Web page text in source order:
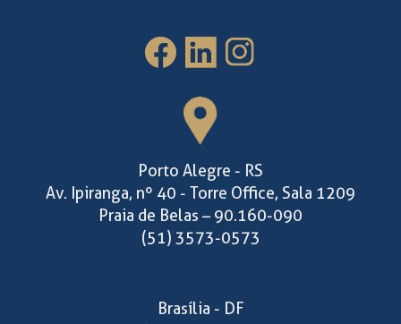
Porto Alegre - RS
Av. Ipiranga, nº 40 - Torre Office, Sala 1209
Praia de Belas – 90.160-090
(51) 3573-0573
Brasília - DF